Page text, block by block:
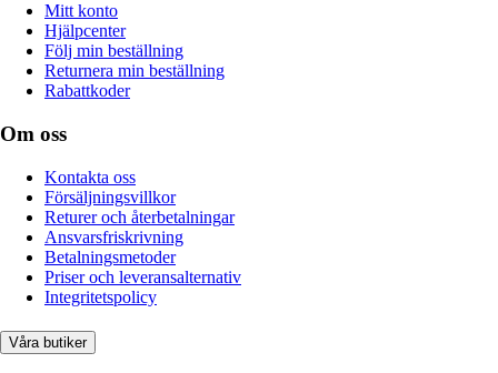
Mitt konto
Hjälpcenter
Följ min beställning
Returnera min beställning
Rabattkoder
Om oss
Kontakta oss
Försäljningsvillkor
Returer och återbetalningar
Ansvarsfriskrivning
Betalningsmetoder
Priser och leveransalternativ
Integritetspolicy
Våra butiker